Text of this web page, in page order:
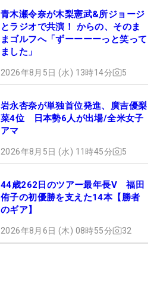
青木瀬令奈が木梨憲武&所ジョージ
とラジオで共演！ からの、そのま
まゴルフへ「ずーーーーっと笑って
ました」
2026年8月5日 (水) 13時14分 5
岩永杏奈が単独首位発進、廣吉優梨
菜4位 日本勢6人が出場/全米女子
アマ
2026年8月5日 (水) 11時45分 5
44歳262日のツアー最年長V 福田
侑子の初優勝を支えた14本【勝者
のギア】
2026年8月6日 (木) 08時55分 32